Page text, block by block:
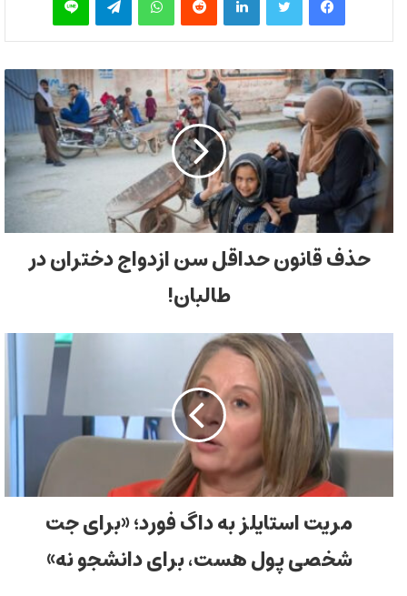
حذف قانون حداقل سن ازدواج دختران در
طالبان!
مریت استایلز به داگ فورد؛ «برای جت
شخصی پول هست، برای دانشجو نه»